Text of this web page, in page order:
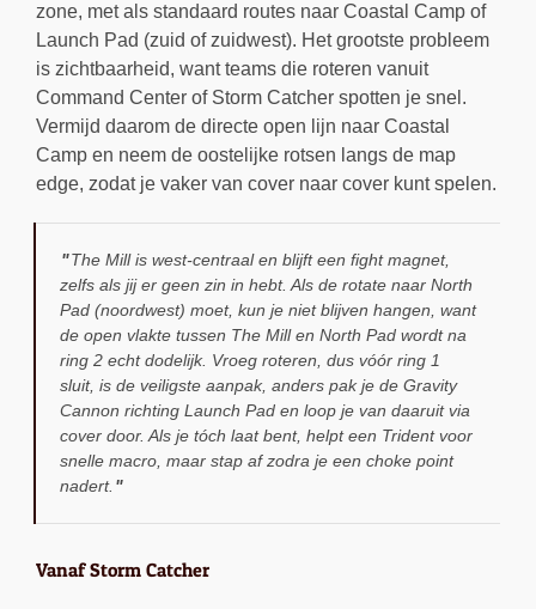
zone, met als standaard routes naar Coastal Camp of
Launch Pad (zuid of zuidwest). Het grootste probleem
is zichtbaarheid, want teams die roteren vanuit
Command Center of Storm Catcher spotten je snel.
Vermijd daarom de directe open lijn naar Coastal
Camp en neem de oostelijke rotsen langs de map
edge, zodat je vaker van cover naar cover kunt spelen.
The Mill is west-centraal en blijft een fight magnet,
zelfs als jij er geen zin in hebt. Als de rotate naar North
Pad (noordwest) moet, kun je niet blijven hangen, want
de open vlakte tussen The Mill en North Pad wordt na
ring 2 echt dodelijk. Vroeg roteren, dus vóór ring 1
sluit, is de veiligste aanpak, anders pak je de Gravity
Cannon richting Launch Pad en loop je van daaruit via
cover door. Als je tóch laat bent, helpt een Trident voor
snelle macro, maar stap af zodra je een choke point
nadert.
Vanaf Storm Catcher